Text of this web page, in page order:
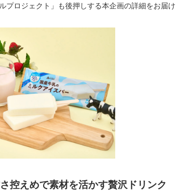
プロジェクト」も後押しする本企画の詳細をお届け
控えめで素材を活かす贅沢ドリンク